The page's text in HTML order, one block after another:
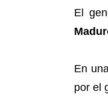
El
En
por el